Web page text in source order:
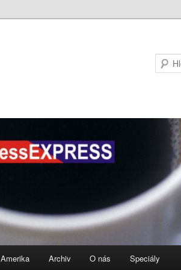
Amerika Archiv O nás Speciály